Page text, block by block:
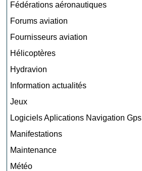
Fédérations aéronautiques
Forums aviation
Fournisseurs aviation
Hélicoptères
Hydravion
Information actualités
Jeux
Logiciels Aplications Navigation Gps
Manifestations
Maintenance
Météo